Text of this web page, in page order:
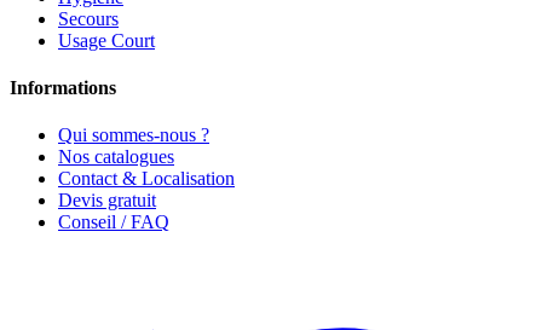
Secours
Usage Court
Informations
Qui sommes-nous ?
Nos catalogues
Contact & Localisation
Devis gratuit
Conseil / FAQ